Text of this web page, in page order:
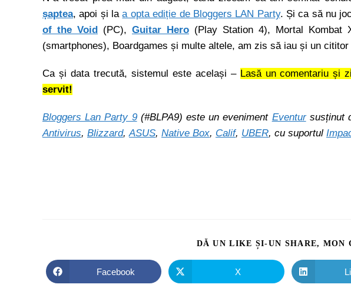
șaptea, apoi și laa opta ediție de Bloggers LAN Party. Și ca să nu
of the Void (PC), Guitar Hero (Play Station 4), Mortal Kombat
(smartphones), Boardgames și multe altele, am zis să iau și un cititor
Ca și data trecută, sistemul este același – Lasă un comentariu și
servit!
Bloggers Lan Party 9(#BLPA9) este un eveniment Eventur susținut
Antivirus, Blizzard, ASUS, Native Box, Calif, UBER, cu suportul
DĂ UN LIKE ȘI-UN SHARE, MON
Facebook X